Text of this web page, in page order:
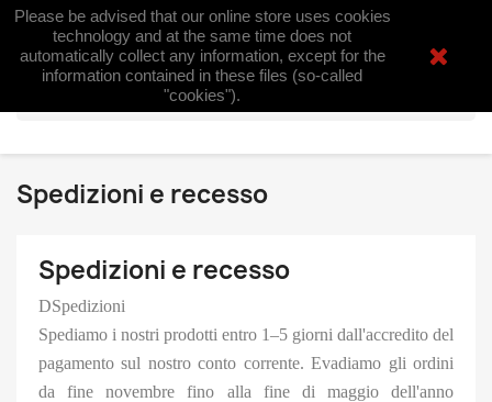
 
Spedizioni e recesso
Spedizioni e recesso
DSpedizioni
Spediamo i nostri prodotti entro 1–5 giorni dall'accredito del
pagamento sul nostro conto corrente. Evadiamo gli ordini
da fine novembre fino alla fine di maggio dell'anno
Please be advised that our online store uses cookies
technology and at the same time does not
automatically collect any information, except for the
information contained in these files (so-called
"cookies").